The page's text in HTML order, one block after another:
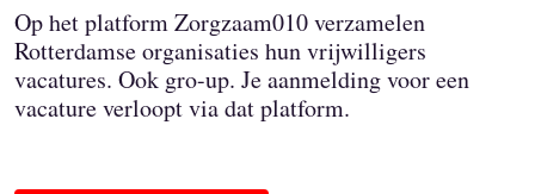
Op het platform Zorgzaam010 verzamelen
Rotterdamse organisaties hun vrijwilligers
vacatures. Ook gro-up. Je aanmelding voor een
vacature verloopt via dat platform.